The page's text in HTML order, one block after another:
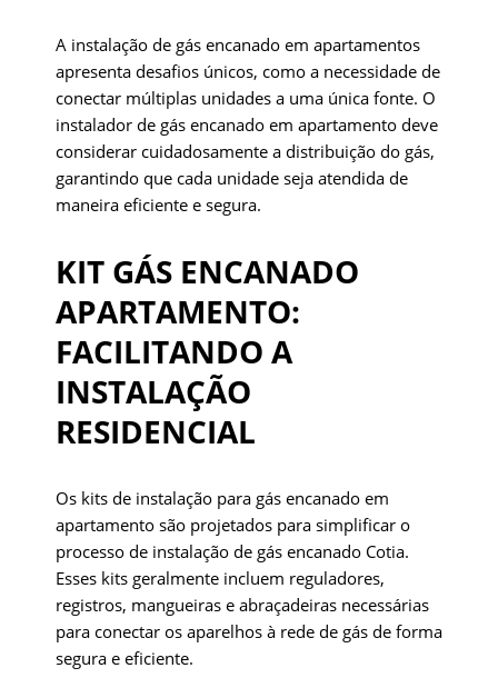
A instalação de gás encanado em apartamentos
apresenta desafios únicos, como a necessidade de
conectar múltiplas unidades a uma única fonte. O
instalador de gás encanado em apartamento deve
considerar cuidadosamente a distribuição do gás,
garantindo que cada unidade seja atendida de
maneira eficiente e segura.
KIT GÁS ENCANADO
APARTAMENTO:
FACILITANDO A
INSTALAÇÃO
RESIDENCIAL
Os kits de instalação para gás encanado em
apartamento são projetados para simplificar o
processo de instalação de gás encanado Cotia.
Esses kits geralmente incluem reguladores,
registros, mangueiras e abraçadeiras necessárias
para conectar os aparelhos à rede de gás de forma
segura e eficiente.